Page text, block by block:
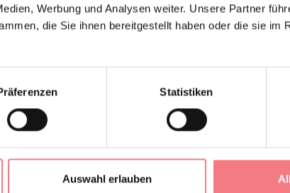
Werbung und Analysen weiter. Unsere Partner
die Sie ihnen bereitgestellt haben oder die sie im
Statistiken
Auswahl erlauben